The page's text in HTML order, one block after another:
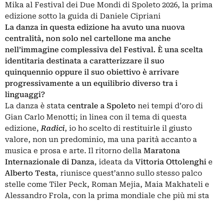
Mika al Festival dei Due Mondi di Spoleto 2026, la prima
edizione sotto la guida di Daniele Cipriani
La danza in questa edizione ha avuto una nuova
centralità, non solo nel cartellone ma anche
nell’immagine complessiva del Festival. È una scelta
identitaria destinata a caratterizzare il suo
quinquennio oppure il suo obiettivo è arrivare
progressivamente a un equilibrio diverso tra i
linguaggi?
La danza è stata centrale a Spoleto nei tempi d’oro di
Gian Carlo Menotti; in linea con il tema di questa
edizione,Radici, io ho scelto di restituirle il giusto
valore, non un predominio, ma una parità accanto a
musica e prosa e arte. Il ritorno della Maratona
Internazionale di Danza, ideata da Vittoria Ottolenghi e
Alberto Testa, riunisce quest’anno sullo stesso palco
stelle come Tiler Peck, Roman Mejia, Maia Makhateli e
Alessandro Frola, con la prima mondiale che più mi sta